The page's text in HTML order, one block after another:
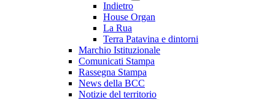
Indietro
House Organ
La Rua
Terra Patavina e dintorni
Marchio Istituzionale
Comunicati Stampa
Rassegna Stampa
News della BCC
Notizie del territorio